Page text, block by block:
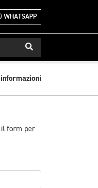
WHATSAPP
il form per